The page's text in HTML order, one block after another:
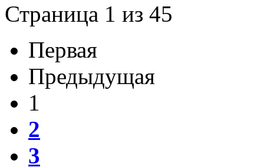
Страница 1 из 45
Первая
Предыдущая
1
2
3